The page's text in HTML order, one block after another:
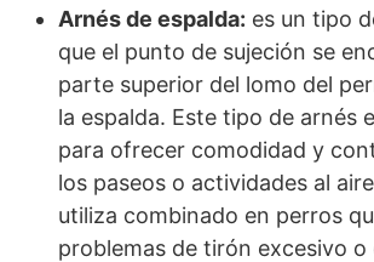
Arnés de espalda: es un tipo
que el punto de sujeción se
parte superior del lomo del
la espalda. Este tipo de arnés
para ofrecer comodidad y
los paseos o actividades al
utiliza combinado en perros
problemas de tirón excesivo o